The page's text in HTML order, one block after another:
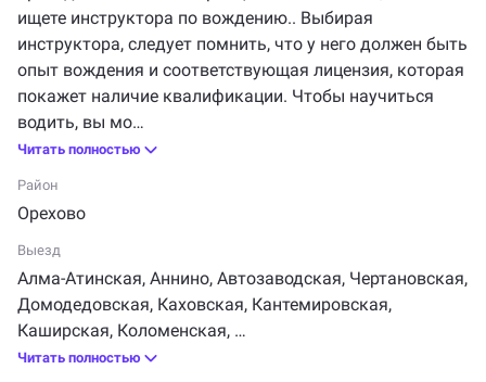
ищете инструктора по вождению.. Выбирая
инструктора, следует помнить, что у него должен быть
опыт вождения и соответствующая лицензия, которая
покажет наличие квалификации. Чтобы научиться
водить, вы мо
Читать полностью
Район
Орехово
Выезд
Алма-Атинская, Аннино, Автозаводская, Чертановская,
Домодедовская, Каховская, Кантемировская,
Каширская, Коломенская,
Читать полностью